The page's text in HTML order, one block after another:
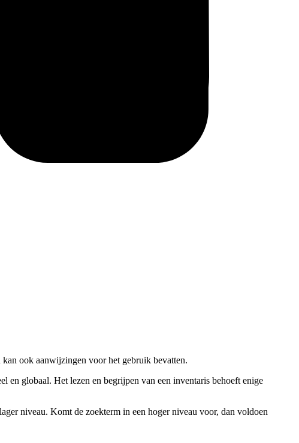
ook aanwijzingen voor het gebruik bevatten.
en globaal. Het lezen en begrijpen van een inventaris behoeft enige
niveau. Komt de zoekterm in een hoger niveau voor, dan voldoen